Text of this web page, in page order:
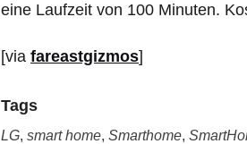
eine Laufzeit von 100 Minuten.
[via fareastgizmos]
Tags
LG, smart home, Smarthome,